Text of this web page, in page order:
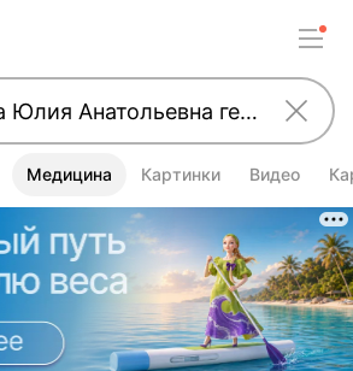
Медицина Картинки Видео